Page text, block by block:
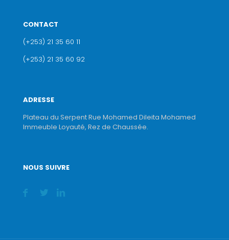
CONTACT
(+253) 21 35 60 11
(+253) 21 35 60 92
ADRESSE
Plateau du Serpent Rue Mohamed Dileita Mohamed
Immeuble Loyauté, Rez de Chaussée.
NOUS SUIVRE